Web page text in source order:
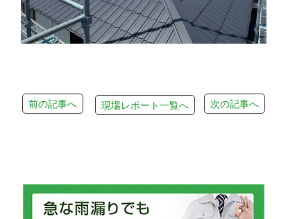
前の記事へ 次の記事へ
現場レポート一覧へ